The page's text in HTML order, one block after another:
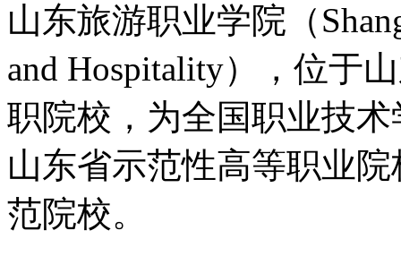
山东旅游职业学院（
and Hospitality），位于
职院校，为全国职业技
山东省示范性高等职业
范院校。